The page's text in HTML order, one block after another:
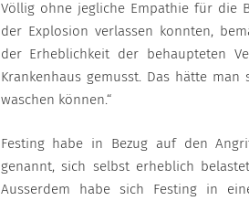
Völlig ohne jegliche Empathie für die
der Explosion verlassen konnten,
der Erheblichkeit der behaupteten
Krankenhaus gemusst. Das hätte
waschen können.“
Festing habe in Bezug auf den
genannt, sich selbst erheblich
Ausserdem habe sich Festing in